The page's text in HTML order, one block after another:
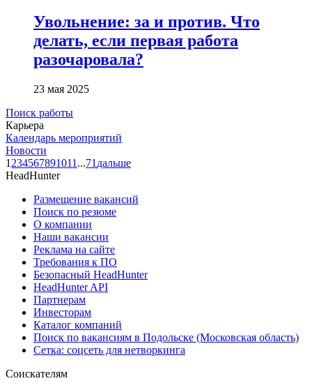
Увольнение: за и против. Что
делать, если первая работа
разочаровала?
23 мая 2025
Поиск работы
Карьера
Календарь мероприятий
Новости
1 234567891011 ...71 дальше
HeadHunter
Размещение вакансий
Поиск по резюме
О компании
Наши вакансии
Реклама на сайте
Требования к ПО
Безопасный HeadHunter
HeadHunter API
Партнерам
Инвесторам
Каталог компаний
Поиск по вакансиям в Подольске (Московская область)
Сетка: соцсеть для нетворкинга
Соискателям